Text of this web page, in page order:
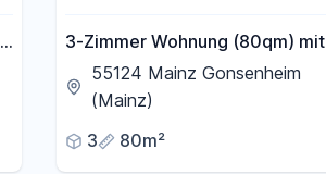
3-Zimmer Wohnung (80qm) mit
Balkon in Mainz-Gonsenheim
55124 Mainz Gonsenheim
(Mainz)
3
80m²